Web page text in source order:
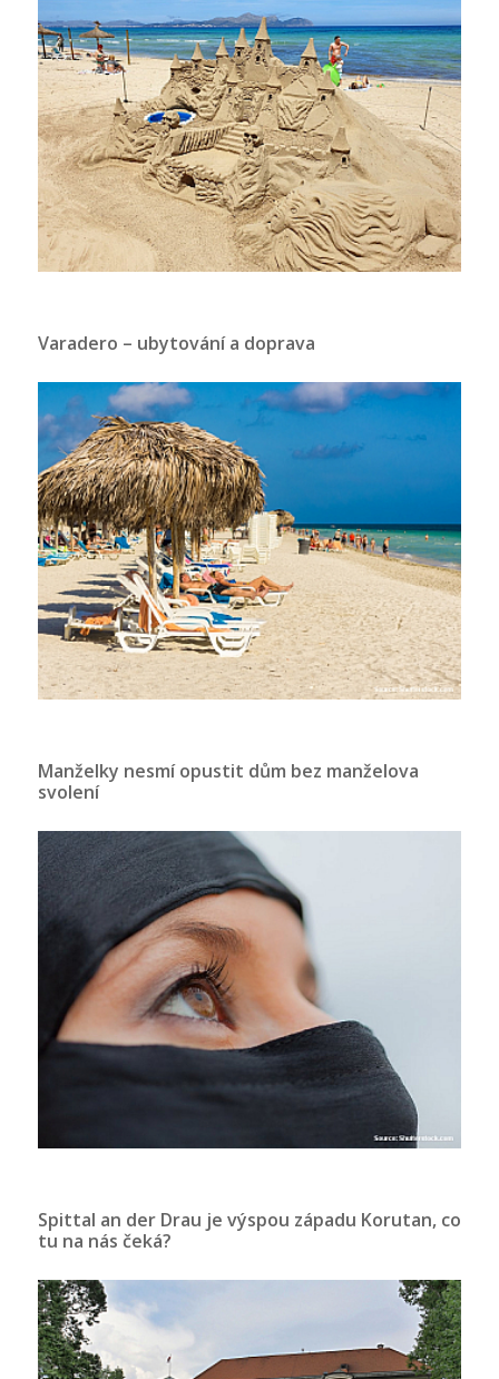
Varadero – ubytování a doprava
Manželky nesmí opustit dům bez manželova
svolení
Spittal an der Drau je výspou západu Korutan, co
tu na nás čeká?